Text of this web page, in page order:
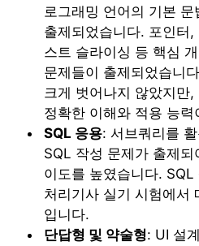
로그래밍 언어의 기본
출제되었습니다. 포인터
스트 슬라이싱 등 핵심
문제들이 출제되었습니
크게 벗어나지 않았지만
정확한 이해와 적용 능
SQL 응용: 서브쿼리를
SQL 작성 문제가 출제
이도를 높였습니다.
처리기사 실기 시험에서
입니다.
단답형 및 약술형: UI 설